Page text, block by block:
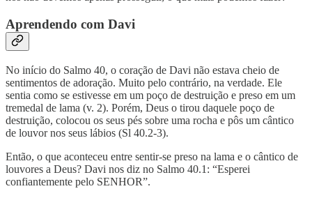
Aprendendo com Davi
No início do Salmo 40, o coração de Davi não estava cheio de
sentimentos de adoração. Muito pelo contrário, na verdade. Ele
sentia como se estivesse em um poço de destruição e preso em um
tremedal de lama (v. 2). Porém, Deus o tirou daquele poço de
destruição, colocou os seus pés sobre uma rocha e pôs um cântico
de louvor nos seus lábios (Sl 40.2-3).
Então, o que aconteceu entre sentir-se preso na lama e o cântico de
louvores a Deus? Davi nos diz no Salmo 40.1: “Esperei
confiantemente pelo SENHOR”.